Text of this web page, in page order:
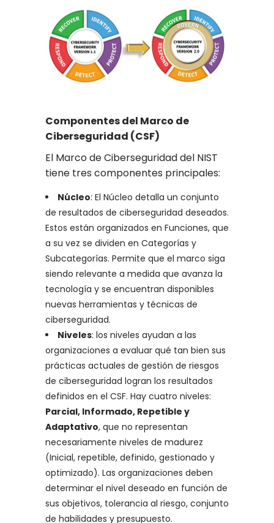
Componentes del Marco de
Ciberseguridad (CSF)
El Marco de Ciberseguridad del NIST
tiene tres componentes principales:
Núcleo: El Núcleo detalla un conjunto
de resultados de ciberseguridad deseados.
Estos están organizados en Funciones, que
a su vez se dividen en Categorías y
Subcategorías. Permite que el marco siga
siendo relevante a medida que avanza la
tecnología y se encuentran disponibles
nuevas herramientas y técnicas de
ciberseguridad.
Niveles: los niveles ayudan a las
organizaciones a evaluar qué tan bien sus
prácticas actuales de gestión de riesgos
de ciberseguridad logran los resultados
definidos en el CSF. Hay cuatro niveles:
Parcial, Informado, Repetible y
Adaptativo, que no representan
necesariamente niveles de madurez
(Inicial, repetible, definido, gestionado y
optimizado). Las organizaciones deben
determinar el nivel deseado en función de
sus objetivos, tolerancia al riesgo, conjunto
de habilidades y presupuesto.